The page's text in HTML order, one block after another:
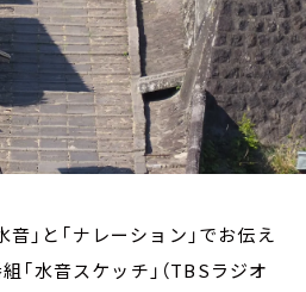
音」と「ナレーション」でお伝え
「水音スケッチ」（TBSラジオ